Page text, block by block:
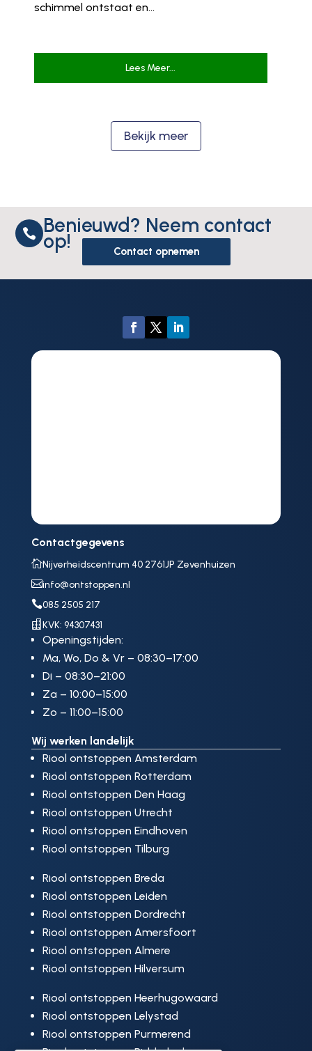
schimmel ontstaat en...
Lees Meer...
Bekijk meer
 Benieuwd? Neem contact
op! Contact opnemen
Contactgegevens
Nijverheidscentrum 40 2761JP Zevenhuizen
info@ontstoppen.nl
085 2505 217
 KVK: 94307431
Openingstijden:
Ma, Wo, Do & Vr – 08:30–17:00
Di – 08:30–21:00
Za – 10:00–15:00
Zo – 11:00–15:00
Wij werken landelijk
Riool ontstoppen Amsterdam
Riool ontstoppen Rotterdam
Riool ontstoppen Den Haag
Riool ontstoppen Utrecht
Riool ontstoppen Eindhoven
Riool ontstoppen Tilburg
Riool ontstoppen Breda
Riool ontstoppen Leiden
Riool ontstoppen Dordrecht
Riool ontstoppen Amersfoort
Riool ontstoppen Almere
Riool ontstoppen Hilversum
Riool ontstoppen Heerhugowaard
Riool ontstoppen Lelystad
Riool ontstoppen Purmerend